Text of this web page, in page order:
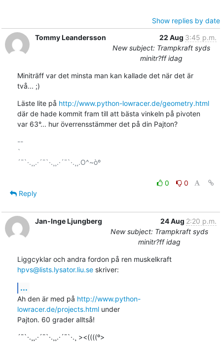
Show replies by date
Tommy Leandersson
22 Aug 3:45 p.m.
New subject: Trampkraft syds
minitr?ff idag
Miniträff var det minsta man kan kallade det när det är
två... ;)
Läste lite på http://www.python-lowracer.de/geometry.html
där de hade kommit fram till att bästa vinkeln på pivoten
var 63°... hur överrensstämmer det på din Pajton?
--
`
´¯`·.¸¸.·´¯`·.¸¸.·´¯`·.¸¸.O^~òº
0
0
Reply
Jan-Inge Ljungberg 24 Aug 2:20 p.m.
New subject: Trampkraft syds
minitr?ff idag
Liggcyklar och andra fordon på ren muskelkraft
hpvs@lists.lysator.liu.se skriver:
...
Ah den är med på http://www.python-
lowracer.de/projects.html under
Pajton. 60 grader alltså!
´¯`·.¸¸.·´¯`·.¸¸.·´¯`·.¸ ><((((º>